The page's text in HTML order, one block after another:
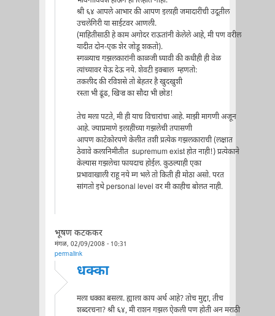
श्री ६४ आपले आभार की आपण इलाही जमादारींची उदूतील
उचलेगिरी या साईटवर आणली.
(माहितीसाठी हे काम अगोदर राऊतांनी केलेले आहे, मी पण वरील
यादीत दोन-एक शेर जोडू शकतो).
स्गळ्याच गझलकारांनी काळजी घ्यावी की कधीही ही वेळ
त्यांच्यावर येऊ देऊ नये. शेवटी इ़क्बाल म्हणतो:
तकलीद की रविशसे तो बेहतर है खुदखुशी
रस्ता भी ढूंढ, खिज्र का सौदा भी छोड!
तेच मला पटते, मी ही याच विचारांचा आहे. माझी मागणी अजून
आहे. ज्याप्रमाणे इलाहींच्या गझलेची तपासणी
आपण काटेकोरपणे केलीत तशी प्रत्येक गझलकाराची (लक्षात
ठेवावे कलानिमीतीत supremum exist होत नाही!) प्रत्येकाने
केल्यास गझलेचा फायदाच होईल. कुठल्याही एका
प्रभावाखाली राहू नये म्ग भले तो किती ही मोठा असो. परत
सांगतो इथे personal level वर मी काहीच बोलत नाही.
भूषण कटककर
मंगळ, 02/09/2008 - 10:31
permalink
धक्का
मला धक्का बसला. ह्याला काय अर्थ आहे? तोच मुद्दा, तीच
शब्दरचना? श्री ६४, मी राशन गझल ऐकली पण होती अन मराठी